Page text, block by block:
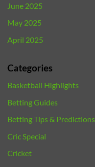
June 2025
May 2025
April 2025
Categories
Basketball Highlights
Betting Guides
Betting Tips & Predictions
Cric Special
Cricket